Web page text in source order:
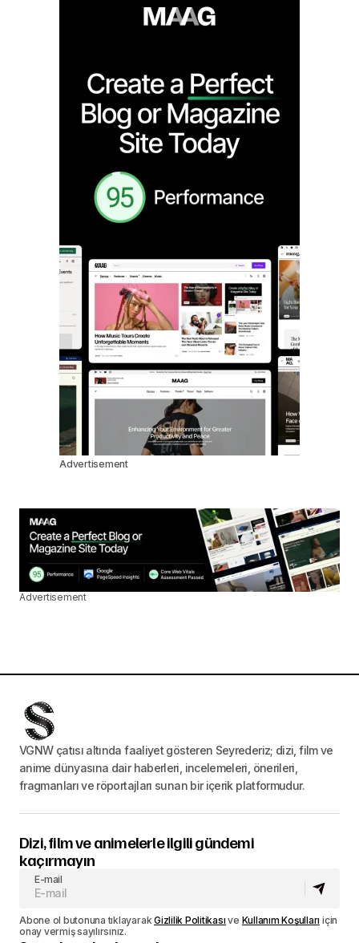
Advertisement
Advertisement
VGNW çatısı altında faaliyet gösteren Seyrederiz; dizi, film ve
anime dünyasına dair haberleri, incelemeleri, önerileri,
fragmanları ve röportajları sunan bir içerik platformudur.
Dizi, film ve animelerle ilgili gündemi
kaçırmayın
E-mail
Abone ol butonuna tıklayarakGizlilik Politikası ve Kullanım Koşulları için
onay vermiş sayılırsınız.